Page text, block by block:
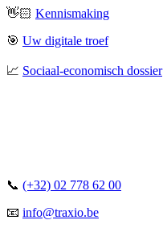
👋🏻 Kennismaking
🎯 Uw digitale troef
📈 Sociaal-economisch dossier
📞 (+32) 02 778 62 00
📧 info@traxio.be